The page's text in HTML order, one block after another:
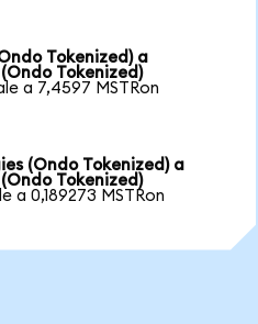
Tokenized) a
Tokenized)
a 7,4597 MSTRon
(Ondo Tokenized) a
Tokenized)
a 0,189273 MSTRon